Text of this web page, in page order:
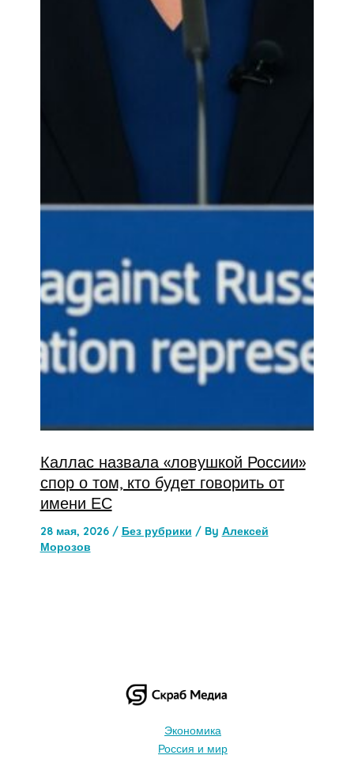
Каллас назвала «ловушкой России»
спор о том, кто будет говорить от
имени ЕС
28 мая, 2026 / Без рубрики / By Алексей
Морозов
Экономика
Россия и мир